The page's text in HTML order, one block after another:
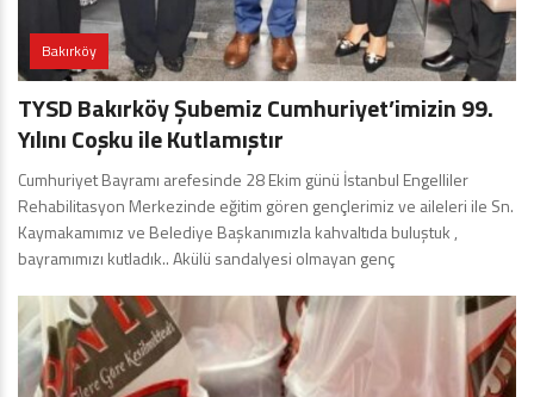
Bakırköy
TYSD Bakırköy Şubemiz Cumhuriyet’imizin 99.
Yılını Coşku ile Kutlamıştır
Cumhuriyet Bayramı arefesinde 28 Ekim günü İstanbul Engelliler
Rehabilitasyon Merkezinde eğitim gören gençlerimiz ve aileleri ile Sn.
Kaymakamımız ve Belediye Başkanımızla kahvaltıda buluştuk ,
bayramımızı kutladık.. Akülü sandalyesi olmayan genç